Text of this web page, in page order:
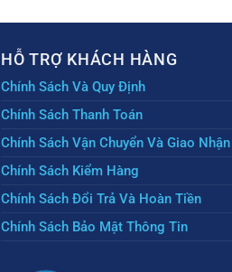
HỖ TRỢ KHÁCH HÀNG
Chính Sách Và Quy Định
Chính Sách Thanh Toán
Chính Sách Vận Chuyển Và Giao Nhận
Chính Sách Kiểm Hàng
Chính Sách Đổi Trả Và Hoàn Tiền
Chính Sách Bảo Mật Thông Tin